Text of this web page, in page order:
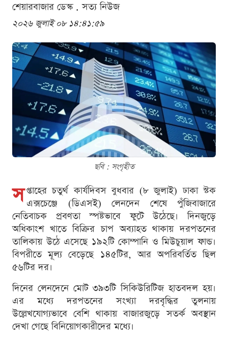
শেয়ারবাজার ডেস্ক . সত্য নিউজ
২০২৬ জুলাই ০৮ ১৪:৪১:৫৯
ছবি : সংগৃহীত
স প্তাহের চতুর্থ কার্যদিবস বুধবার (৮ জুলাই) ঢাকা স্টক
এক্সচেঞ্জে (ডিএসই) লেনদেন শেষে পুঁজিবাজারে
নেতিবাচক প্রবণতা স্পষ্টভাবে ফুটে উঠেছে। দিনজুড়ে
অধিকাংশ খাতে বিক্রির চাপ অব্যাহত থাকায় দরপতনের
তালিকায় উঠে এসেছে ১৯২টি কোম্পানি ও মিউচুয়াল ফান্ড।
বিপরীতে মূল্য বেড়েছে ১৪৫টির, আর অপরিবর্তিত ছিল
৫৬টির দর।
দিনের লেনদেনে মোট ৩৯৩টি সিকিউরিটিজ হাতবদল হয়।
এর মধ্যে দরপতনের সংখ্যা দরবৃদ্ধির তুলনায়
উল্লেখযোগ্যভাবে বেশি থাকায় বাজারজুড়ে সতর্ক অবস্থান
দেখা গেছে বিনিয়োগকারীদের মধ্যে।